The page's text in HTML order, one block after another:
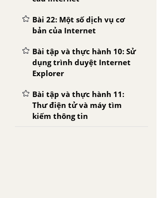
Bài 22: Một số dịch vụ cơ
bản của Internet
Bài tập và thực hành 10: Sử
dụng trình duyệt Internet
Explorer
Bài tập và thực hành 11:
Thư điện tử và máy tìm
kiếm thông tin